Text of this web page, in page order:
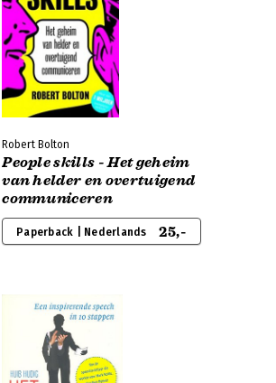
Robert Bolton
People skills - Het geheim
van helder en overtuigend
communiceren
Paperback | Nederlands 25,-